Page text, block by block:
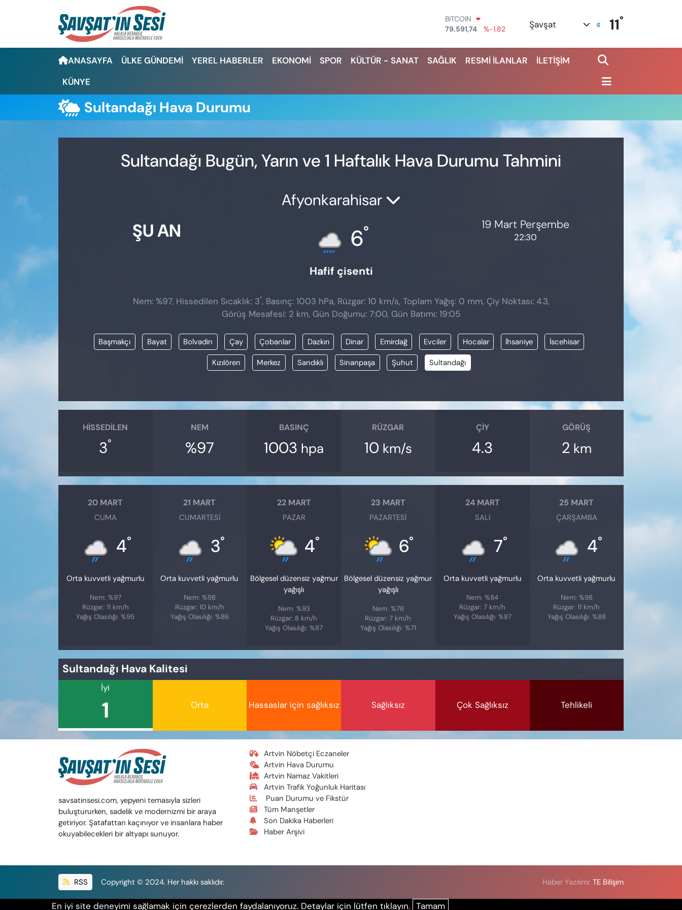
BITCOIN
79.591,74
%-1.82
45,43620
%0.02
EURO
Şavşat 11°
ANASAYFA ÜLKE GÜNDEMİ YEREL HABERLER EKONOMİ SPOR KÜLTÜR - SANAT SAĞLIK RESMİ İLANLAR
İLETİŞİM
KÜNYE
Sultandağı Hava Durumu
Sultandağı Bugün, Yarın ve 1 Haftalık Hava Durumu Tahmini
ŞU AN
Afyonkarahisar
6°
Hafif çisenti
19 Mart Perşembe
22:30
Nem: %97, Hissedilen Sıcaklık: 3°, Basınç: 1003 hPa, Rüzgar: 10 km/s, Toplam Yağış: 0 mm, Çiy Noktası: 4.3,
Görüş Mesafesi: 2 km, Gün Doğumu: 7:00, Gün Batımı: 19:05
Başmakçı Bayat Bolvadin Çay Çobanlar Dazkırı Dinar Emirdağ Evciler Hocalar İhsaniye İscehisar
Kızılören Merkez Sandıklı Sinanpaşa Şuhut Sultandağı
HISSEDILEN
3°
NEM
%97
BASINÇ
1003 hpa
RÜZGAR
10 km/s
ÇIY
4.3
GÖRÜŞ
2 km
20 MART
CUMA
4°
Orta kuvvetli yağmurlu
Nem: %97
Rüzgar: 11 km/h
Yağış Olasılığı: %95
21 MART
CUMARTESI
3°
Orta kuvvetli yağmurlu
Nem: %98
Rüzgar: 10 km/h
Yağış Olasılığı: %86
22 MART
PAZAR
4°
Bölgesel düzensiz yağmur
yağışlı
Nem: %93
Rüzgar: 8 km/h
Yağış Olasılığı: %87
23 MART
PAZARTESI
6°
Bölgesel düzensiz yağmur
yağışlı
Nem: %76
Rüzgar: 7 km/h
Yağış Olasılığı: %71
24 MART
SALI
7°
Orta kuvvetli yağmurlu
Nem: %84
Rüzgar: 7 km/h
Yağış Olasılığı: %87
25 MART
ÇARŞAMBA
4°
Orta kuvvetli yağmurlu
Nem: %98
Rüzgar: 11 km/h
Yağış Olasılığı: %88
Sultandağı Hava Kalitesi
İyi
1 Orta Hassaslar için sağlıksız Sağlıksız Çok Sağlıksız Tehlikeli
savsatinsesi.com, yepyeni temasıyla sizleri
buluştururken, sadelik ve modernizmi bir araya
getiriyor. Şatafattan kaçınıyor ve insanlara haber
okuyabilecekleri bir altyapı sunuyor.
Artvin Nöbetçi Eczaneler
Artvin Hava Durumu
Artvin Namaz Vakitleri
Artvin Trafik Yoğunluk Haritası
Puan Durumu ve Fikstür
Tüm Manşetler
Son Dakika Haberleri
Haber Arşivi
RSS Copyright © 2024. Her hakkı saklıdır. Haber Yazılımı:TE Bilişim
En iyi site deneyimi sağlamak için çerezlerden faydalanıyoruz. Detaylar için lütfen tıklayın. Tamam
Artvin Nöbetçi Eczaneler
Artvin Hava Durumu
Artvin Trafik Yoğunluk Haritası